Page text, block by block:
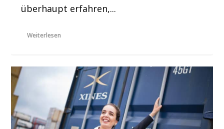
überhaupt erfahren,...
Weiterlesen